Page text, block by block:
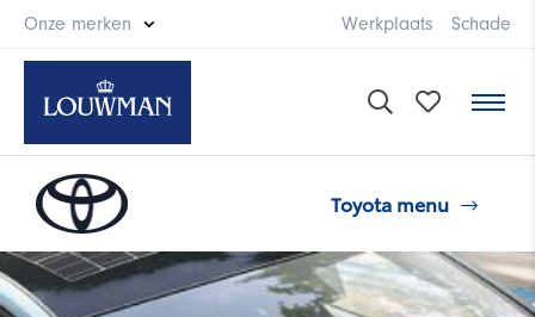
Onze merken Werkplaats Schade
Toyota menu
Modellen
Aanbod
Acties